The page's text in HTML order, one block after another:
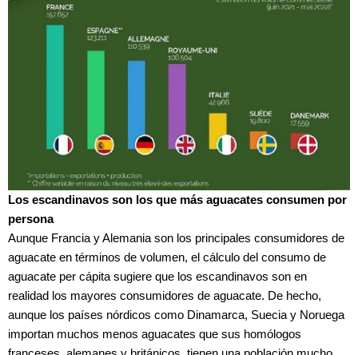
Los escandinavos son los que más aguacates consumen por
persona
Aunque Francia y Alemania son los principales consumidores de
aguacate en términos de volumen, el cálculo del consumo de
aguacate per cápita sugiere que los escandinavos son en
realidad los mayores consumidores de aguacate. De hecho,
aunque los países nórdicos como Dinamarca, Suecia y Noruega
importan muchos menos aguacates que sus homólogos